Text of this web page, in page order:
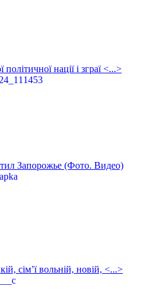
нації і зграї <...>
Запорожье (Фото. Видео)
сім’ї вольній, новій, <...>